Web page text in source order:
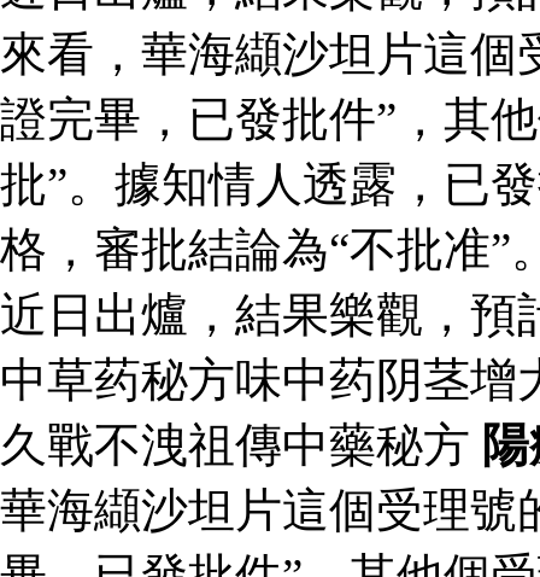
來看，華海纈沙坦片這個
證完畢，已發批件”，其
批”。據知情人透露，已
格，審批結論為“不批准”
近日出爐，結果樂觀，
中草药秘方味中药阴茎
久戰不洩祖傳中藥秘方
華海纈沙坦片這個受理號